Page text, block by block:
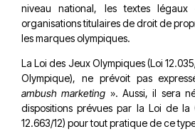
niveau national, les textes
organisations titulaires de droit de
les marques olympiques.
La Loi des Jeux Olympiques (Loi
Olympique), ne prévoit pas
ambush marketing ». Aussi, il sera
dispositions prévues par la Loi de
12.663/12) pour tout pratique de ce